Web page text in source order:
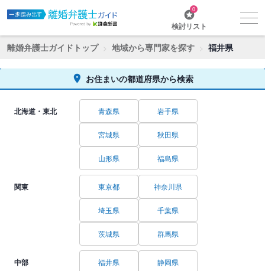
0
検討リスト
離婚弁護士ガイドトップ 地域から専門家を探す 福井県
お住まいの都道府県から検索
北海道・東北 青森県 岩手県
宮城県 秋田県
山形県 福島県
関東 東京都 神奈川県
埼玉県 千葉県
茨城県 群馬県
中部 福井県 静岡県